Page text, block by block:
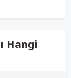
Hangi